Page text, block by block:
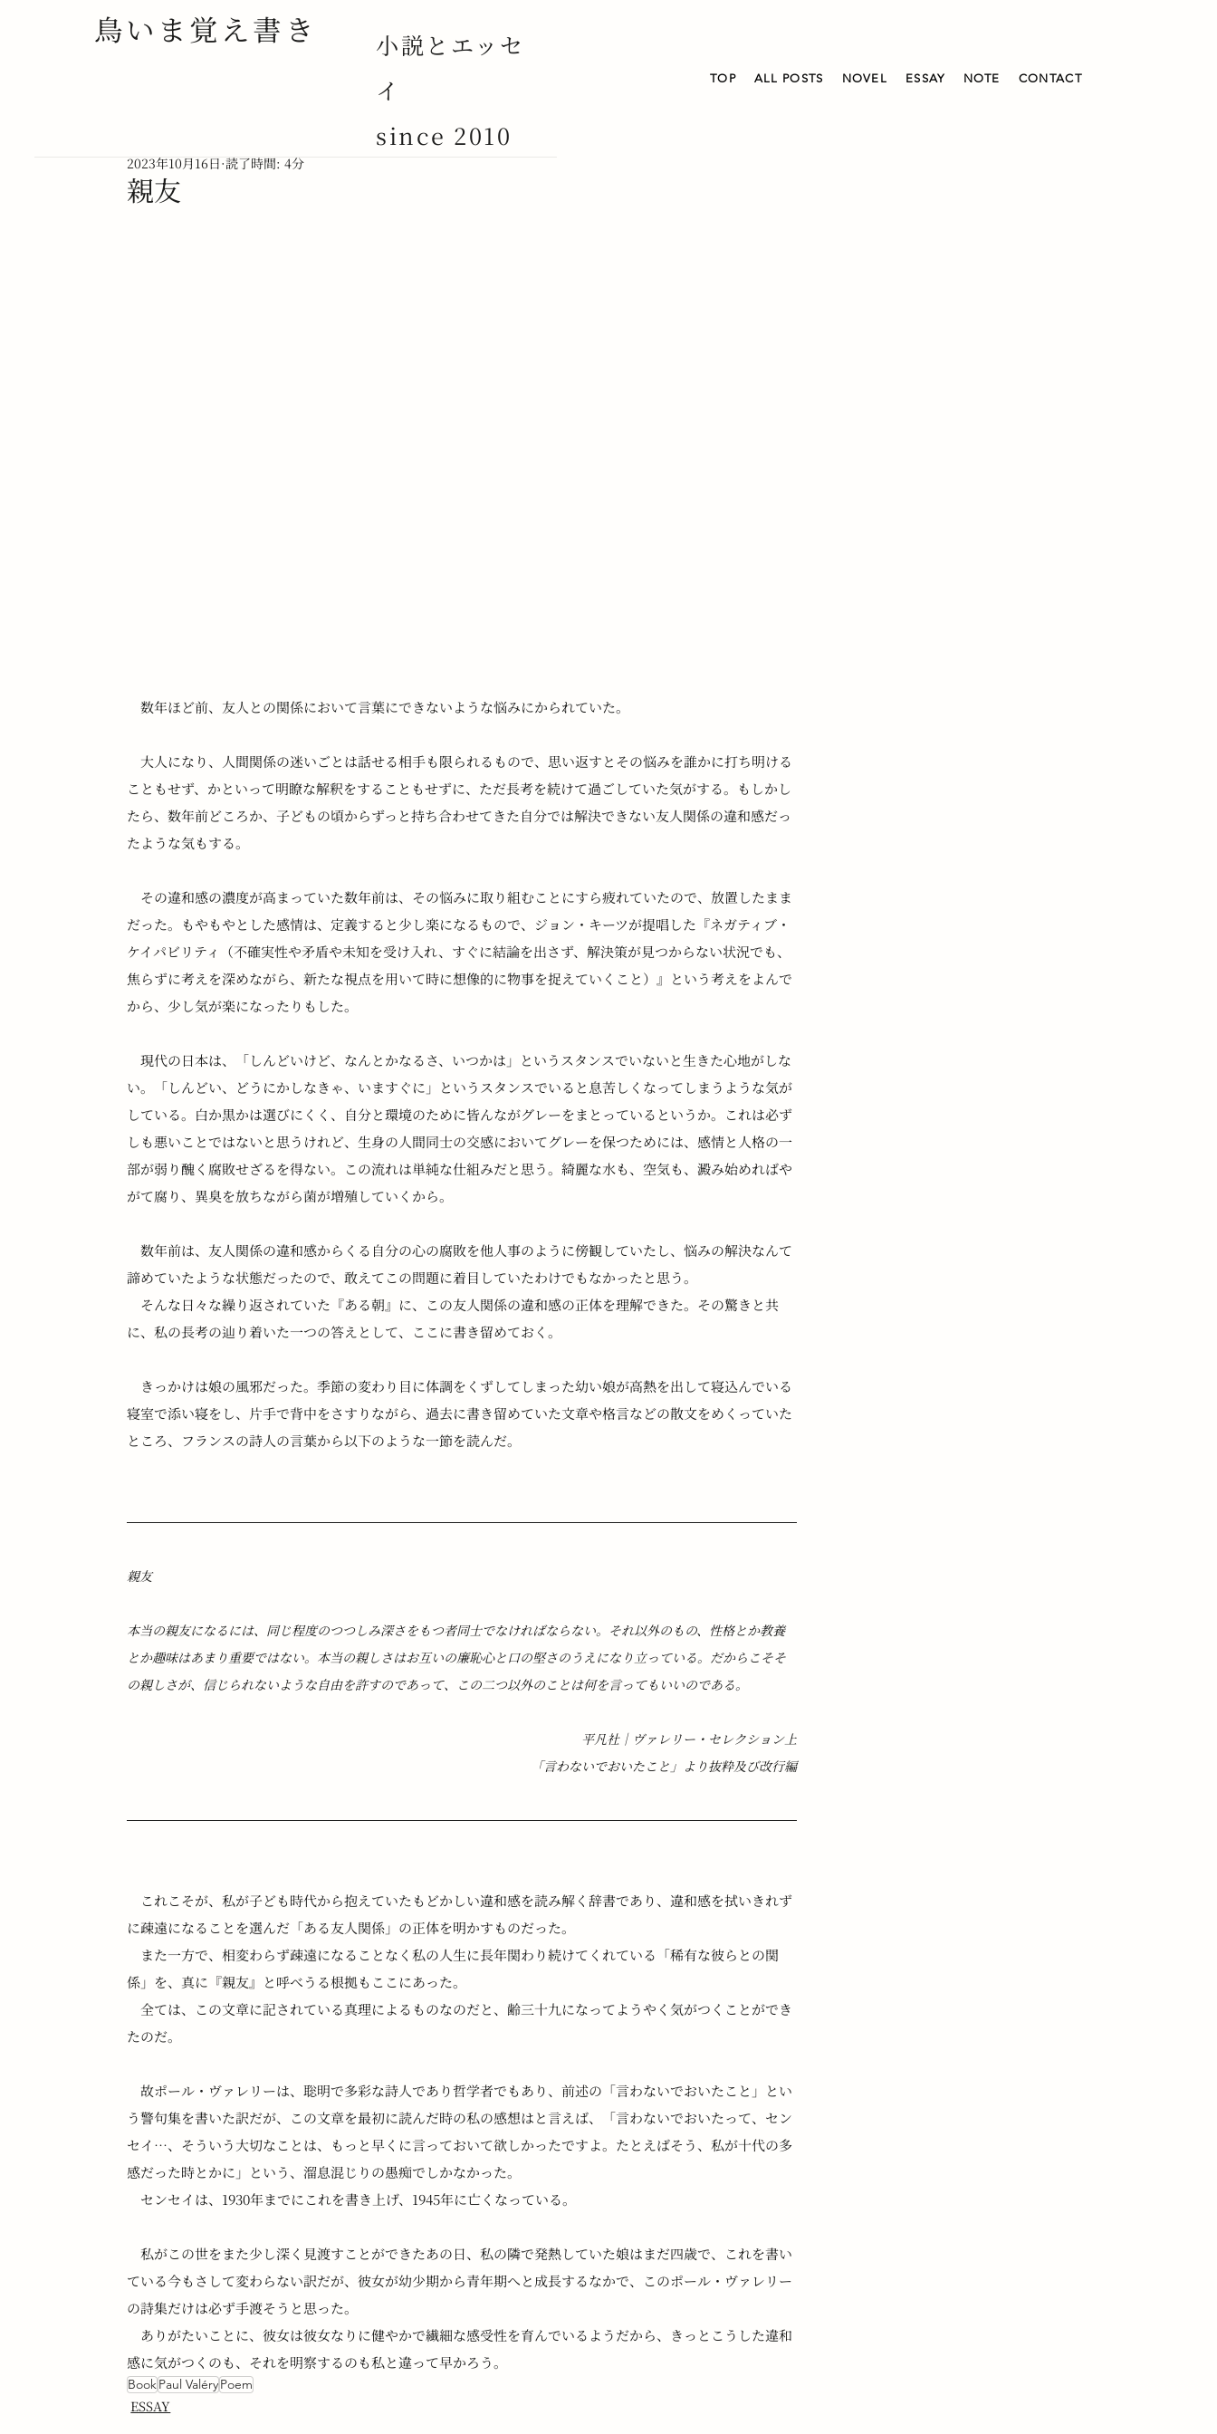
鳥いま覚え書き
小説とエッセ
イ
since 2010
TOP ALL POSTS NOVEL ESSAY NOTE CONTACT
親友
2023年10月16日 読了時間: 4分
数年ほど前、友人との関係において言葉にできないような悩みにかられていた。
大人になり、人間関係の迷いごとは話せる相手も限られるもので、思い返すとその悩みを誰かに打ち明ける
こともせず、かといって明瞭な解釈をすることもせずに、ただ長考を続けて過ごしていた気がする。もしかし
たら、数年前どころか、子どもの頃からずっと持ち合わせてきた自分では解決できない友人関係の違和感だっ
たような気もする。
その違和感の濃度が高まっていた数年前は、その悩みに取り組むことにすら疲れていたので、放置したまま
だった。もやもやとした感情は、定義すると少し楽になるもので、ジョン・キーツが提唱した『ネガティブ・
ケイパビリティ（不確実性や矛盾や未知を受け入れ、すぐに結論を出さず、解決策が見つからない状況でも、
焦らずに考えを深めながら、新たな視点を用いて時に想像的に物事を捉えていくこと）』という考えをよんで
から、少し気が楽になったりもした。
現代の日本は、「しんどいけど、なんとかなるさ、いつかは」というスタンスでいないと生きた心地がしな
い。「しんどい、どうにかしなきゃ、いますぐに」というスタンスでいると息苦しくなってしまうような気が
している。白か黒かは選びにくく、自分と環境のために皆んながグレーをまとっているというか。これは必ず
しも悪いことではないと思うけれど、生身の人間同士の交感においてグレーを保つためには、感情と人格の一
部が弱り醜く腐敗せざるを得ない。この流れは単純な仕組みだと思う。綺麗な水も、空気も、澱み始めればや
がて腐り、異臭を放ちながら菌が増殖していくから。
数年前は、友人関係の違和感からくる自分の心の腐敗を他人事のように傍観していたし、悩みの解決なんて
諦めていたような状態だったので、敢えてこの問題に着目していたわけでもなかったと思う。
そんな日々な繰り返されていた『ある朝』に、この友人関係の違和感の正体を理解できた。その驚きと共
に、私の長考の辿り着いた一つの答えとして、ここに書き留めておく。
きっかけは娘の風邪だった。季節の変わり目に体調をくずしてしまった幼い娘が高熱を出して寝込んでいる
寝室で添い寝をし、片手で背中をさすりながら、過去に書き留めていた文章や格言などの散文をめくっていた
ところ、フランスの詩人の言葉から以下のような一節を読んだ。
親友
本当の親友になるには、同じ程度のつつしみ深さをもつ者同士でなければならない。それ以外のもの、性格とか教養
とか趣味はあまり重要ではない。本当の親しさはお互いの廉恥心と口の堅さのうえになり立っている。だからこそそ
の親しさが、信じられないような自由を許すのであって、この二つ以外のことは何を言ってもいいのである。
平凡社｜ヴァレリー・セレクション上
「言わないでおいたこと」より抜粋及び改行編
これこそが、私が子ども時代から抱えていたもどかしい違和感を読み解く辞書であり、違和感を拭いきれず
に疎遠になることを選んだ「ある友人関係」の正体を明かすものだった。
また一方で、相変わらず疎遠になることなく私の人生に長年関わり続けてくれている「稀有な彼らとの関
係」を、真に『親友』と呼べうる根拠もここにあった。
全ては、この文章に記されている真理によるものなのだと、齢三十九になってようやく気がつくことができ
たのだ。
故ポール・ヴァレリーは、聡明で多彩な詩人であり哲学者でもあり、前述の「言わないでおいたこと」とい
う警句集を書いた訳だが、この文章を最初に読んだ時の私の感想はと言えば、「言わないでおいたって、セン
セイ…、そういう大切なことは、もっと早くに言っておいて欲しかったですよ。たとえばそう、私が十代の多
感だった時とかに」という、溜息混じりの愚痴でしかなかった。
センセイは、1930年までにこれを書き上げ、1945年に亡くなっている。
私がこの世をまた少し深く見渡すことができたあの日、私の隣で発熱していた娘はまだ四歳で、これを書い
ている今もさして変わらない訳だが、彼女が幼少期から青年期へと成長するなかで、このポール・ヴァレリー
の詩集だけは必ず手渡そうと思った。
ありがたいことに、彼女は彼女なりに健やかで繊細な感受性を育んでいるようだから、きっとこうした違和
感に気がつくのも、それを明察するのも私と違って早かろう。
BookPaul ValéryPoem
ESSAY